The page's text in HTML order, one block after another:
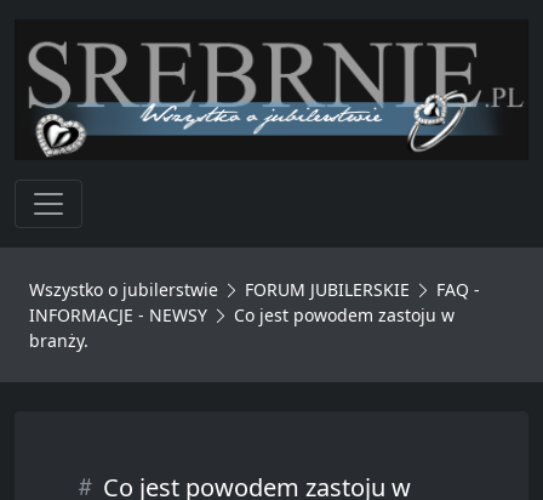
Toggle navigation
Wszystko o jubilerstwie FORUM JUBILERSKIE
FAQ -
INFORMACJE - NEWSY
Co jest powodem zastoju w
branży.
Co jest powodem zastoju w